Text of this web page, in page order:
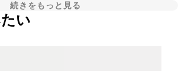
続きをもっと見る
い